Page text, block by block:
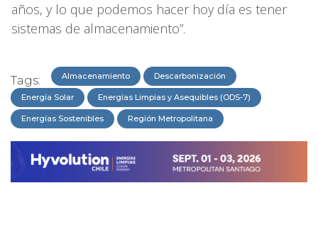
años, y lo que podemos hacer hoy día es tener
sistemas de almacenamiento”.
Tags: Almacenamiento Descarbonización
Energía Solar Energías Limpias y Asequibles (ODS-7)
Energías Sostenibles Región Metropolitana